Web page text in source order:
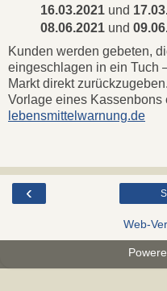
16.03.2021und
08.06.2021und
Kunden werden gebeten,
eingeschlagen in ein Tuch
Markt direkt
Vorlage eines Kassenbons
lebensmittelwarnung.de
‹
Web-